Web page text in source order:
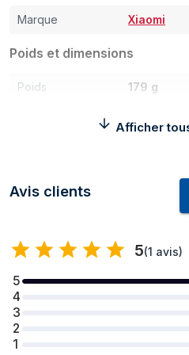
Marque Xiaomi
Poids et dimensions
Poids 179 g
Taille de l'écran
l'écran
Forme d'écran
Afficher
Avis clients
5(1 avis)
5
4
3
2
1